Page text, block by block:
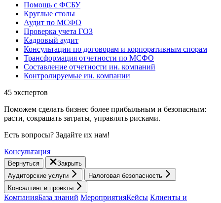
Помощь с ФСБУ
Круглые столы
Аудит по МСФО
Проверка учета ГОЗ
Кадровый аудит
Консультации по договорам и корпоративным спорам
Трансформация отчетности по МСФО
Составление отчетности ин. компаний
Контролируемые ин. компании
45 экспертов
Поможем сделать бизнес более прибыльным и безопасным:
расти, cокращать затраты, управлять рисками.
Есть вопросы? Задайте их нам!
Консультация
Вернуться
Закрыть
Аудиторские услуги
Налоговая безопасность
Консалтинг и проекты
КомпанияБаза знаний МероприятияКейсы Клиенты и